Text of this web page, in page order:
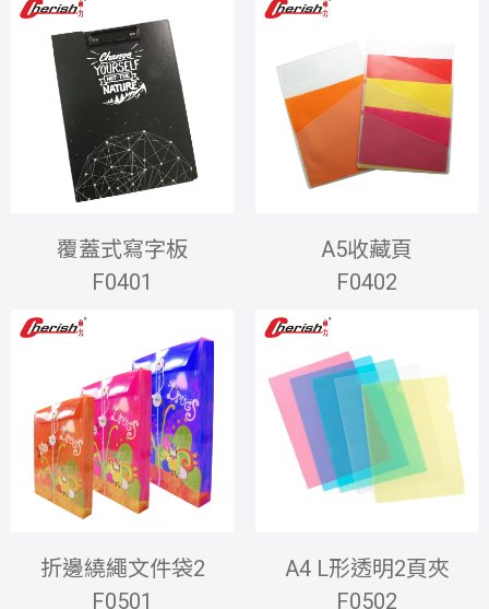
覆蓋式寫字板
F0401
A5收藏頁
F0402
折邊繞繩文件袋2
F0501
A4 L形透明2頁夾
F0502